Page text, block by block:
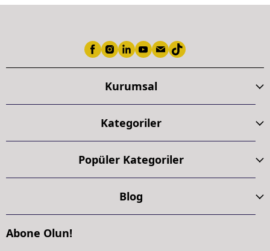
Kurumsal
Kategoriler
Popüler Kategoriler
Blog
Abone Olun!